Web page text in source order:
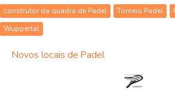
construtor da quadra de Padel Torneio Padel
Wuppertal
Novos locais de Padel